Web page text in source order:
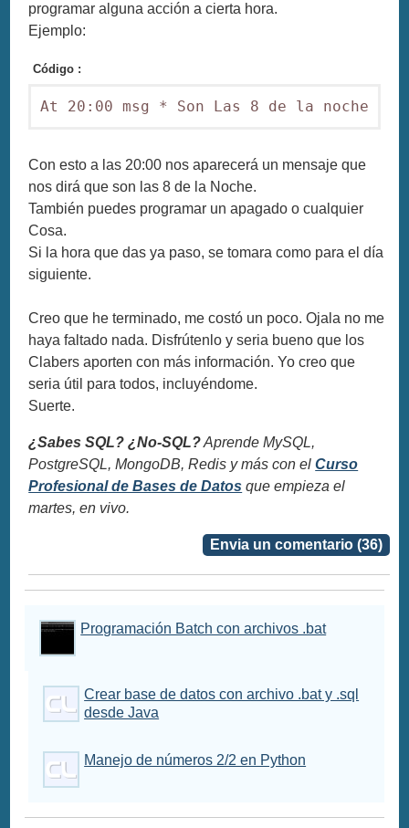
programar alguna acción a cierta hora.
Ejemplo:
Código :
At 20:00 msg * Son Las 8 de la noche
Con esto a las 20:00 nos aparecerá un mensaje que
nos dirá que son las 8 de la Noche.
También puedes programar un apagado o cualquier
Cosa.
Si la hora que das ya paso, se tomara como para el día
siguiente.
Creo que he terminado, me costó un poco. Ojala no me
haya faltado nada. Disfrútenlo y seria bueno que los
Clabers aporten con más información. Yo creo que
seria útil para todos, incluyéndome.
Suerte.
¿Sabes SQL? ¿No-SQL?Aprende MySQL,
PostgreSQL, MongoDB, Redis y más con elCurso
Profesional de Bases de Datos que empieza el
martes, en vivo.
Envia un comentario (36)
Programación Batch con archivos .bat
Crear base de datos con archivo .bat y .sql
desde Java
Manejo de números 2/2 en Python